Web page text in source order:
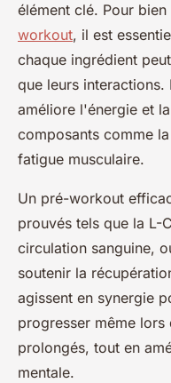
élément clé. Pour bien
workout, il est
chaque ingrédient
que leurs
améliore l'énergie et
composants comme
fatigue musculaire.
Un pré-workout
prouvés tels que la L-
circulation sanguine,
soutenir la
agissent en synergie
progresser même lors
prolongés, tout en
mentale.